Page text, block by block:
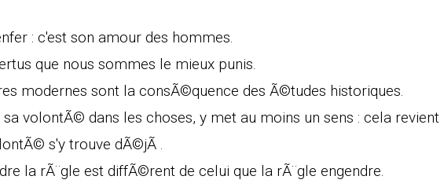
: c'est son amour des hommes.
que nous sommes le mieux punis.
modernes sont la consÃ©quence des Ã©tudes historiques.
volontÃ© dans les choses, y met au moins un sens : cela revient
s'y trouve dÃ©jÃ .
la rÃ¨gle est diffÃ©rent de celui que la rÃ¨gle engendre.